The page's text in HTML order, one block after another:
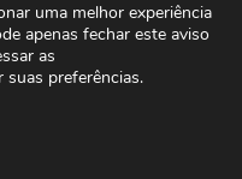
uma melhor experiência
apenas fechar este aviso
as
suas preferências.